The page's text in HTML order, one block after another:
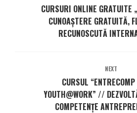
CURSURI ONLINE GRATUITE
CUNOAȘTERE GRATUITĂ,
RECUNOSCUTĂ
NEXT
CURSUL
YOUTH@WORK” //
COMPETENȚE